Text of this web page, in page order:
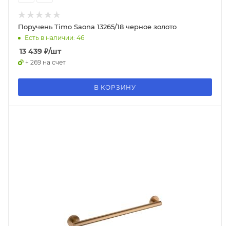
Поручень Timo Saona 13265/18 черное золото
Есть в наличии: 46
13 439 ₽/шт
+ 269 на счет
В КОРЗИНУ